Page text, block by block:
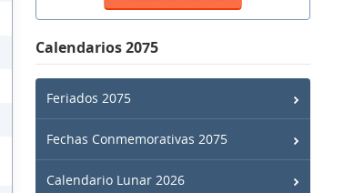
Calendarios 2075
Feriados 2075
Fechas Conmemorativas 2075
Calendario Lunar 2026